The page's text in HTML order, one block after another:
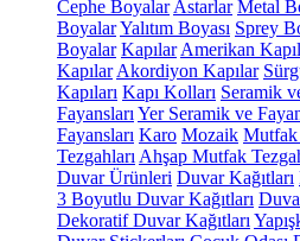
Cephe Boyalar Astarlar Metal
BoyalarYalıtım Boyası Sprey
Boyalar Kapılar Amerikan
Kapılar Akordiyon Kapılar
Kapıları Kapı Kolları Seramik
Fayansları Yer Seramik ve
Fayansları Karo Mozaik Mutfak
Tezgahları Ahşap Mutfak
Duvar Ürünleri Duvar Kağıtları
3 Boyutlu Duvar Kağıtları
Dekoratif Duvar Kağıtları